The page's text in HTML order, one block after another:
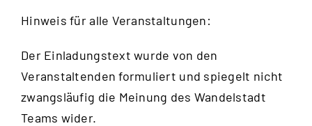
Hinweis für alle Veranstaltungen:
Der Einladungstext wurde von den
Veranstaltenden formuliert und spiegelt nicht
zwangsläufig die Meinung des Wandelstadt
Teams wider.